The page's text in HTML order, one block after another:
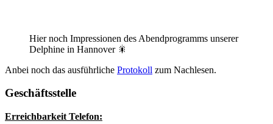
Hier noch Impressionen des Abendprogramms unserer
Delphine in Hannover 🎇
Anbei noch das ausführliche Protokoll zum Nachlesen.
Geschäftsstelle
Erreichbarkeit Telefon: